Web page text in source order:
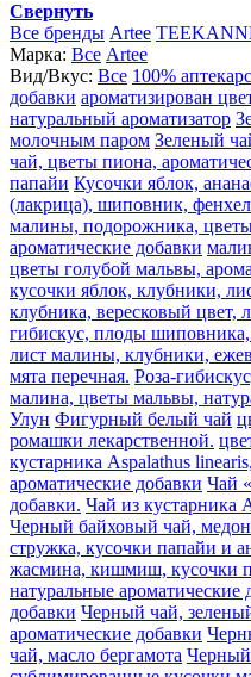
Свернуть
Все бренды Artee
Марка: Все Artee
Вид/Вкус: Все 100%
добавки ароматизирован
натуральный ароматизатор
молочным паром Зеленый
чай, цветы пиона,
папайи Кусочки яблок,
(лакрица), шиповник,
малины, подорожника, цветы
ароматические добавки
цветы голубой мальвы,
кусочки яблок, клубники,
клубника, вересковый цвет,
гибискус, плоды шиповника,
лист малины, клубники,
мята перечная. Роза-
малина, цветы мальвы,
Улун Фигурный белый чай
ромашки лекарственной.
кустарника Aspalathus
ароматические добавки Чай
добавки. Чай из кустарника
Черный байховый чай,
стружка, кусочки папайи и
жасмина, кишмиш, кусочки
натуральные ароматические
добавки Черный чай,
ароматические добавки
чай, масло бергамота Черный